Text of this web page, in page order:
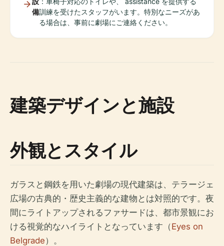
備訓練を受けたスタッフがいます。特別なニーズがあ
る場合は、事前に劇場にご連絡ください。
建築デザインと施設
外観とスタイル
ガラスと鋼鉄を用いた劇場の現代建築は、テラージェ
広場の古典的・歴史主義的な建物とは対照的です。夜
間にライトアップされるファサードは、都市景観にお
ける視覚的なハイライトとなっています（Eyes on
Belgrade）。